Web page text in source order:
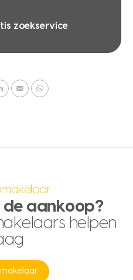
zoekservice
de aankoop?
helpen